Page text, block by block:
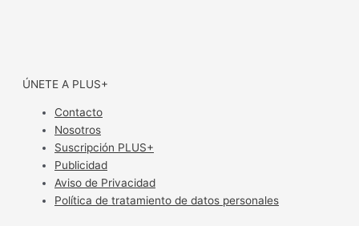
ÚNETE A PLUS+
Contacto
Nosotros
Suscripción PLUS+
Publicidad
Aviso de Privacidad
Política de tratamiento de datos personales